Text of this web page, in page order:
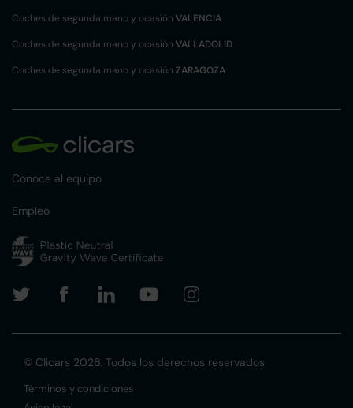
Coches de segunda mano y ocasión VALENCIA
Coches de segunda mano y ocasión VALLADOLID
Coches de segunda mano y ocasión ZARAGOZA
Conoce al equipo
Empleo
© Clicars 2026. Todos los derechos reservados
Términos y condiciones